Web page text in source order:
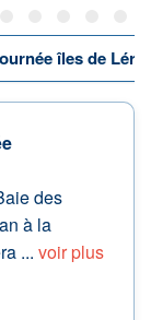
îles de
des
à la
... voir plus